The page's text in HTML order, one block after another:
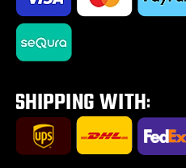
Impostazione Cookies
Road Zone | Alles für die Straße
Saldi estivi 2026
Fahrradträger fürs Auto